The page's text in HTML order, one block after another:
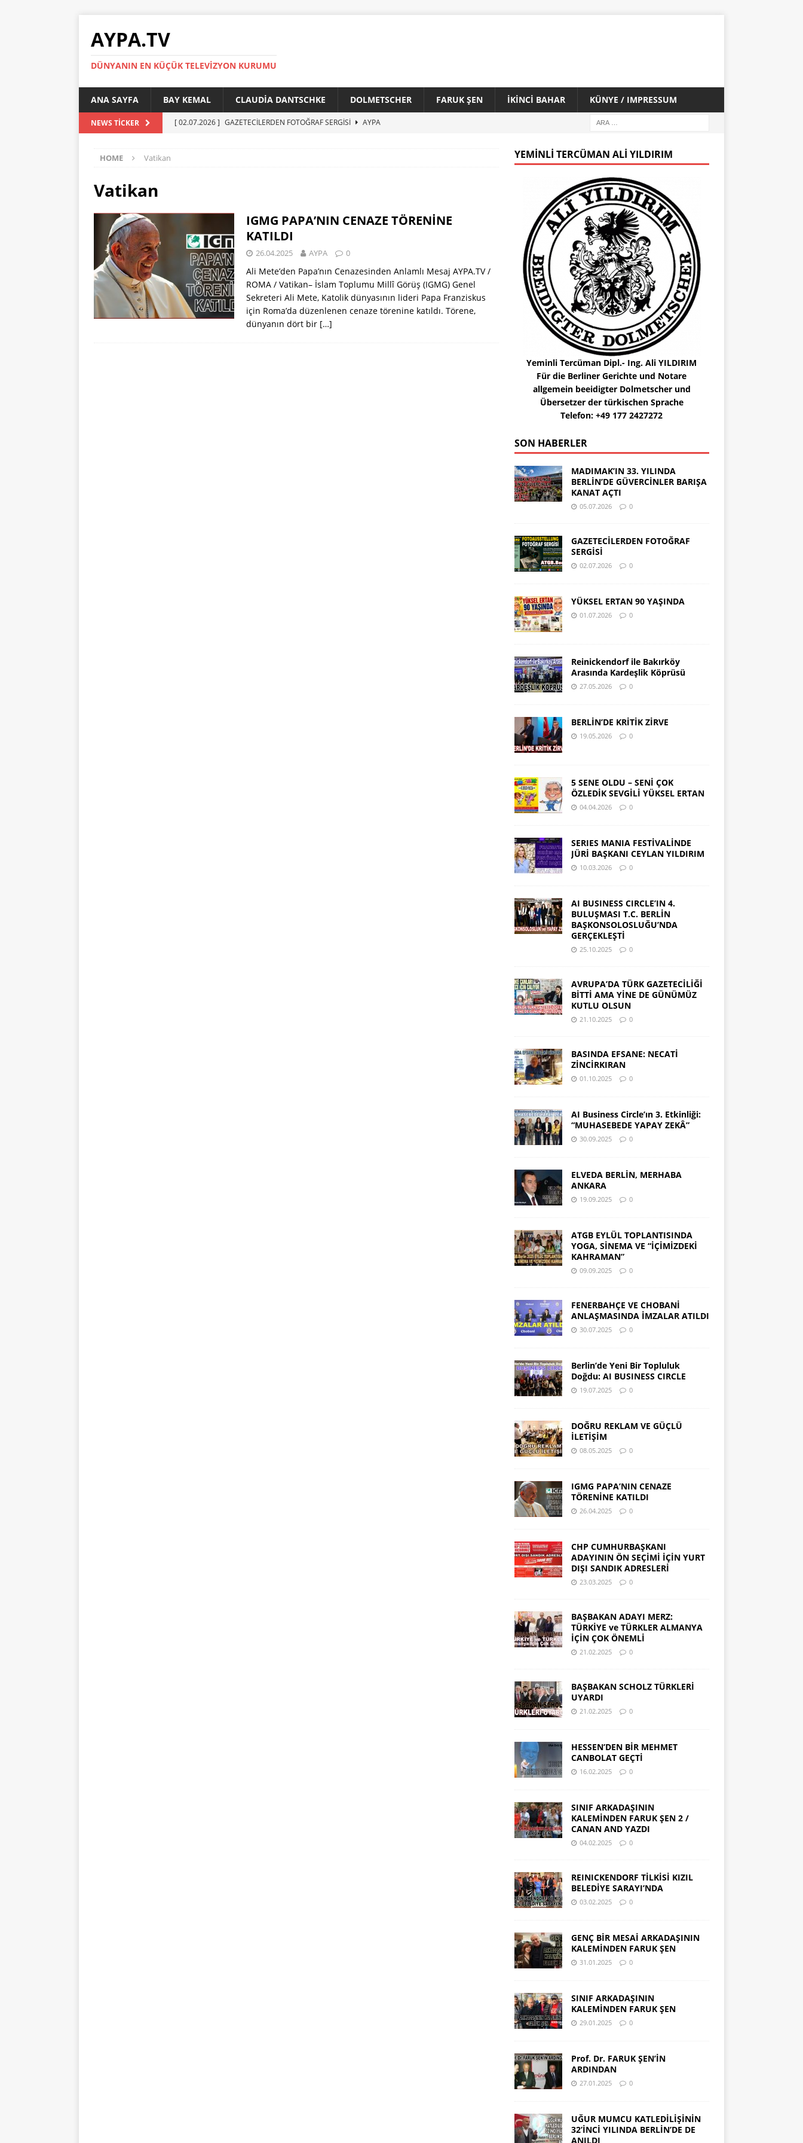
AYPA.TV
DÜNYANIN EN KÜÇÜK TELEVIZYON KURUMU
ANA SAYFA BAY KEMAL CLAUDIA DANTSCHKE DOLMETSCHER FARUK ŞEN İKİNCİ BAHAR KÜNYE / IMPRESSUM
NEWS TICKER [ 02.07.2026 ] GAZETECİLERDEN FOTOĞRAF SERGİSİ
AYPA
HOME Vatikan
Vatikan
IGMG PAPA’NIN CENAZE TÖRENİNE
KATILDI
26.04.2025 AYPA 0
Ali Mete’den Papa’nın Cenazesinden Anlamlı Mesaj AYPA.TV /
ROMA / Vatikan– İslam Toplumu Millî Görüş (IGMG) Genel
Sekreteri Ali Mete, Katolik dünyasının lideri Papa Franziskus
için Roma’da düzenlenen cenaze törenine katıldı. Törene,
dünyanın dört bir […]
YEMINLI TERCÜMAN ALI YILDIRIM
Yeminli Tercüman Dipl.- Ing. Ali YILDIRIM
Für die Berliner Gerichte und Notare
allgemein beeidigter Dolmetscher und
Übersetzer der türkischen Sprache
Telefon: +49 177 2427272
SON HABERLER
MADIMAK’IN 33. YILINDA
BERLİN’DE GÜVERCİNLER BARIŞA
KANAT AÇTI
05.07.2026 0
GAZETECİLERDEN FOTOĞRAF
SERGİSİ
02.07.2026 0
YÜKSEL ERTAN 90 YAŞINDA
01.07.2026 0
Reinickendorf ile Bakırköy
Arasında Kardeşlik Köprüsü
27.05.2026 0
BERLİN’DE KRİTİK ZİRVE
19.05.2026 0
5 SENE OLDU – SENİ ÇOK
ÖZLEDİK SEVGİLİ YÜKSEL ERTAN
04.04.2026 0
SERIES MANIA FESTİVALİNDE
JÜRİ BAŞKANI CEYLAN YILDIRIM
10.03.2026 0
AI BUSINESS CIRCLE’IN 4.
BULUŞMASI T.C. BERLİN
BAŞKONSOLOSLUĞU’NDA
GERÇEKLEŞTİ
25.10.2025 0
AVRUPA’DA TÜRK GAZETECİLİĞİ
BİTTİ AMA YİNE DE GÜNÜMÜZ
KUTLU OLSUN
21.10.2025 0
BASINDA EFSANE: NECATİ
ZİNCİRKIRAN
01.10.2025 0
AI Business Circle’ın 3. Etkinliği:
“MUHASEBEDE YAPAY ZEKÂ”
30.09.2025 0
ELVEDA BERLİN, MERHABA
ANKARA
19.09.2025 0
ATGB EYLÜL TOPLANTISINDA
YOGA, SİNEMA VE “İÇİMİZDEKİ
KAHRAMAN”
09.09.2025 0
FENERBAHÇE VE CHOBANİ
ANLAŞMASINDA İMZALAR ATILDI
30.07.2025 0
Berlin’de Yeni Bir Topluluk
Doğdu: AI BUSINESS CIRCLE
19.07.2025 0
DOĞRU REKLAM VE GÜÇLÜ
İLETİŞİM
08.05.2025 0
IGMG PAPA’NIN CENAZE
TÖRENİNE KATILDI
26.04.2025 0
CHP CUMHURBAŞKANI
ADAYININ ÖN SEÇİMİ İÇİN YURT
DIŞI SANDIK ADRESLERİ
23.03.2025 0
BAŞBAKAN ADAYI MERZ:
TÜRKİYE ve TÜRKLER ALMANYA
İÇİN ÇOK ÖNEMLİ
21.02.2025 0
BAŞBAKAN SCHOLZ TÜRKLERİ
UYARDI
21.02.2025 0
HESSEN’DEN BİR MEHMET
CANBOLAT GEÇTİ
16.02.2025 0
SINIF ARKADAŞININ
KALEMİNDEN FARUK ŞEN 2 /
CANAN AND YAZDI
04.02.2025 0
REINICKENDORF TİLKİSİ KIZIL
BELEDİYE SARAYI’NDA
03.02.2025 0
GENÇ BİR MESAİ ARKADAŞININ
KALEMİNDEN FARUK ŞEN
31.01.2025 0
SINIF ARKADAŞININ
KALEMİNDEN FARUK ŞEN
29.01.2025 0
Prof. Dr. FARUK ŞEN’İN
ARDINDAN
27.01.2025 0
UĞUR MUMCU KATLEDİLİŞİNİN
32’İNCİ YILINDA BERLİN’DE DE
ANILDI